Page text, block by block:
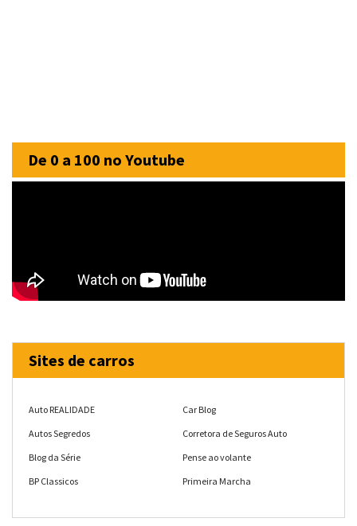
De 0 a 100 no Youtube
Sites de carros
Auto REALIDADE
Autos Segredos
Blog da Série
BP Classicos
Car Blog
Corretora de Seguros Auto
Pense ao volante
Primeira Marcha